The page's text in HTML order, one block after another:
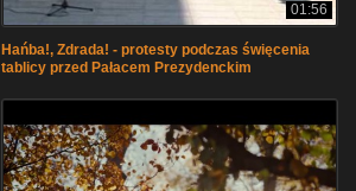
01:56
Hańba!, Zdrada! - protesty podczas święcenia
tablicy przed Pałacem Prezydenckim